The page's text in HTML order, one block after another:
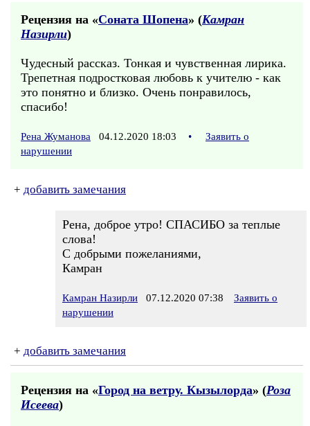
Рецензия на «Соната Шопена» (Камран
Назирли)
Чудесный рассказ. Тонкая и чувственная лирика.
Трепетная подростковая любовь к учителю - как
это понятно и близко. Очень понравилось,
спасибо!
Рена Жуманова 04.12.2020 18:03 •
Заявить о
нарушении
+ добавить замечания
Рена, доброе утро! СПАСИБО за теплые
слова!
С добрыми пожеланиями,
Камран
Камран Назирли 07.12.2020 07:38
Заявить о
нарушении
+ добавить замечания
Рецензия на «Город на ветру. Кызылорда» (Роза
Исеева)